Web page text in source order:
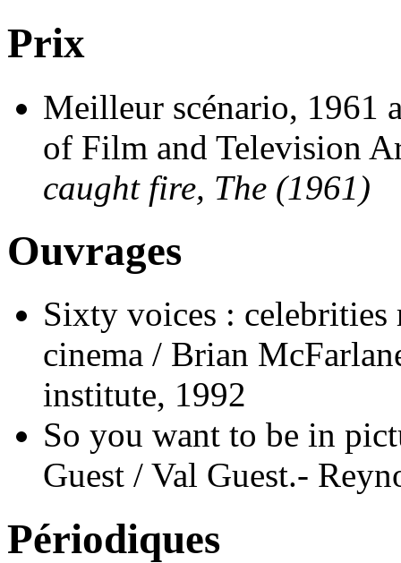
Prix
Meilleur scénario, 1961
of Film and Television
caught fire, The (1961)
Ouvrages
Sixty voices :
cinema / Brian
institute, 1992
So you want to be in
Guest / Val Guest.-
Périodiques